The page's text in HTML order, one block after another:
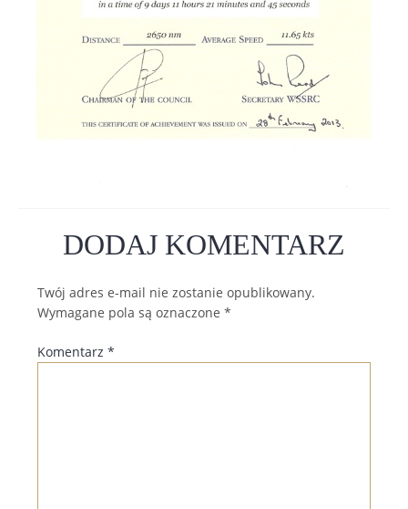
DODAJ KOMENTARZ
Twój adres e-mail nie zostanie opublikowany.
Wymagane pola są oznaczone *
Komentarz *